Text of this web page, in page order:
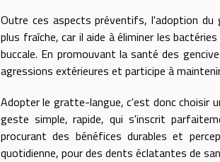
Outre ces aspects préventifs, l'adoption
plus fraîche, car il aide à éliminer les
buccale. En promouvant la santé des
agressions extérieures et participe à
Adopter le gratte-langue, c'est donc choisir
geste simple, rapide, qui s'inscrit
procurant des bénéfices durables et
quotidienne, pour des dents éclatantes de